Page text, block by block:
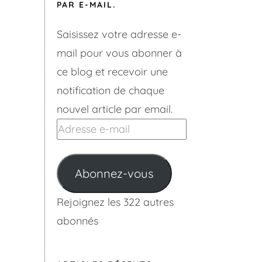
PAR E-MAIL.
Saisissez votre adresse e-
mail pour vous abonner à
ce blog et recevoir une
notification de chaque
nouvel article par email.
Adresse
mail
Abonnez-vous
Rejoignez les 322 autres
abonnés